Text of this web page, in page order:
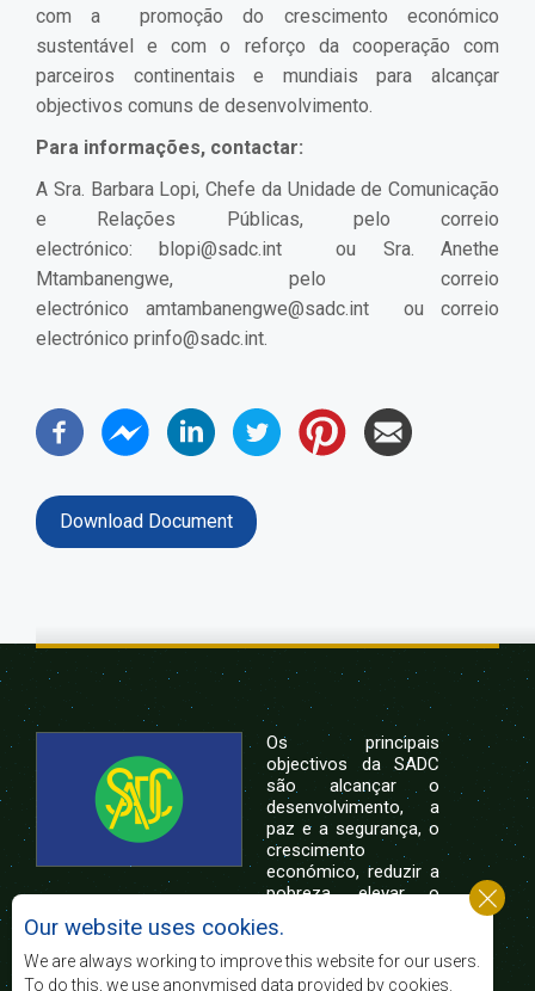
com a promoção do crescimento económico
sustentável e com o reforço da cooperação com
parceiros continentais e mundiais para alcançar
objectivos comuns de desenvolvimento.
Para informações, contactar:
A Sra. Barbara Lopi, Chefe da Unidade de Comunicação
e Relações Públicas, pelo correio
electrónico: blopi@sadc.int ou Sra. Anethe
Mtambanengwe, pelo correio
electrónicoamtambanengwe@sadc.int ou correio
electrónico prinfo@sadc.int.
Download Document
Os principais
objectivos da SADC
são alcançar o
desenvolvimento, a
paz e a segurança, o
crescimento
económico, reduzir a
pobreza, elevar o
nível e a qualidade de vida das populações da
África Austral, e apoiar as camadas sociais
desfavorecidas mediante a integração regional,
assente nos princípios democráticos e no
Our website uses cookies.
We are always working to improve this website for our users.
To do this, we use anonymised data provided by cookies.